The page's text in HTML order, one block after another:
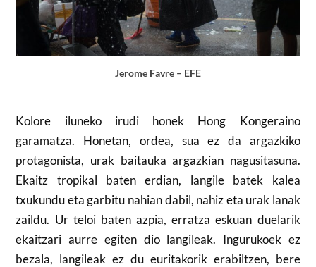
Jerome Favre – EFE
Kolore iluneko irudi honek Hong Kongeraino
garamatza. Honetan, ordea, sua ez da argazkiko
protagonista, urak baitauka argazkian nagusitasuna.
Ekaitz tropikal baten erdian, langile batek kalea
txukundu eta garbitu nahian dabil, nahiz eta urak lanak
zaildu. Ur teloi baten azpia, erratza eskuan duelarik
ekaitzari aurre egiten dio langileak. Ingurukoek ez
bezala, langileak ez du euritakorik erabiltzen, bere